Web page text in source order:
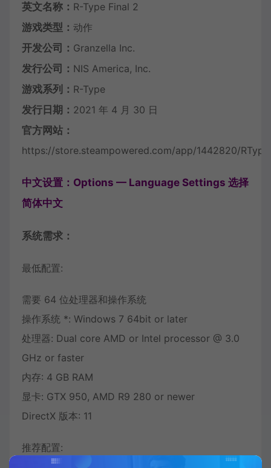
英文名称： R-Type Final 2
游戏类型： 动作
开发公司： Granzella Inc.
发行公司： NIS America, Inc.
游戏系列： R-Type
发行日期： 2021 年 4 月 30 日
官方网站：
https://store.steampowered.com/app/1442820/
中文设置：Options — Language Settings 选择
简体中文
系统需求：
最低配置:
需要 64 位处理器和操作系统
操作系统 *: Windows 7 64bit or later
处理器: Dual core AMD or Intel processor @ 3.0
GHz or faster
内存: 4 GB RAM
显卡: GTX 950, AMD R9 280 or newer
DirectX 版本: 11
推荐配置: